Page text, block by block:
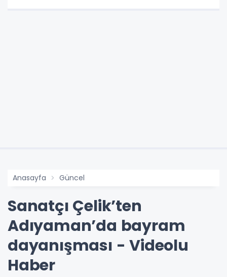
Anasayfa Güncel
Sanatçı Çelik’ten
Adıyaman’da bayram
dayanışması - Videolu
Haber